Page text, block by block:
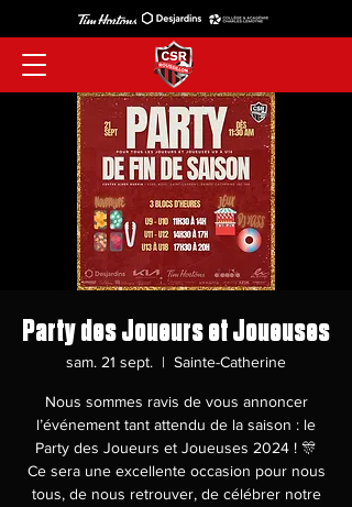
Party des Joueurs et Joueuses
sam. 21 sept.
  |
Sainte-Catherine
Nous sommes ravis de vous annoncer
l’événement tant attendu de la saison : le
Party des Joueurs et Joueuses 2024 ! 🎊
Ce sera une excellente occasion pour nous
tous, de nous retrouver, de célébrer notre